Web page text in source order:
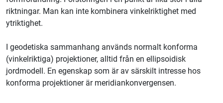
riktningar. Man kan inte kombinera vinkelriktighet med
ytriktighet.
I geodetiska sammanhang används normalt konforma
(vinkelriktiga) projektioner, alltid från en ellipsoidisk
jordmodell. En egenskap som är av särskilt intresse hos
konforma projektioner är meridiankonvergensen.